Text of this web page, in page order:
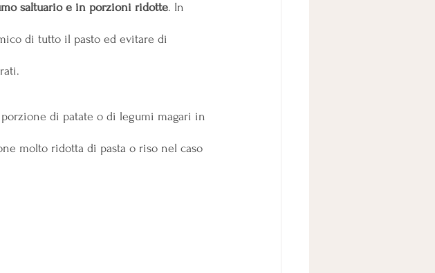
saltuario e in porzioni ridotte. In
di tutto il pasto ed evitare di
di patate o di legumi magari in
molto ridotta di pasta o riso nel caso